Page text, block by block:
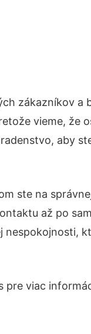
zákazníkov a
vieme, že
aby
ste na
až po
nespokojnosti,
viac